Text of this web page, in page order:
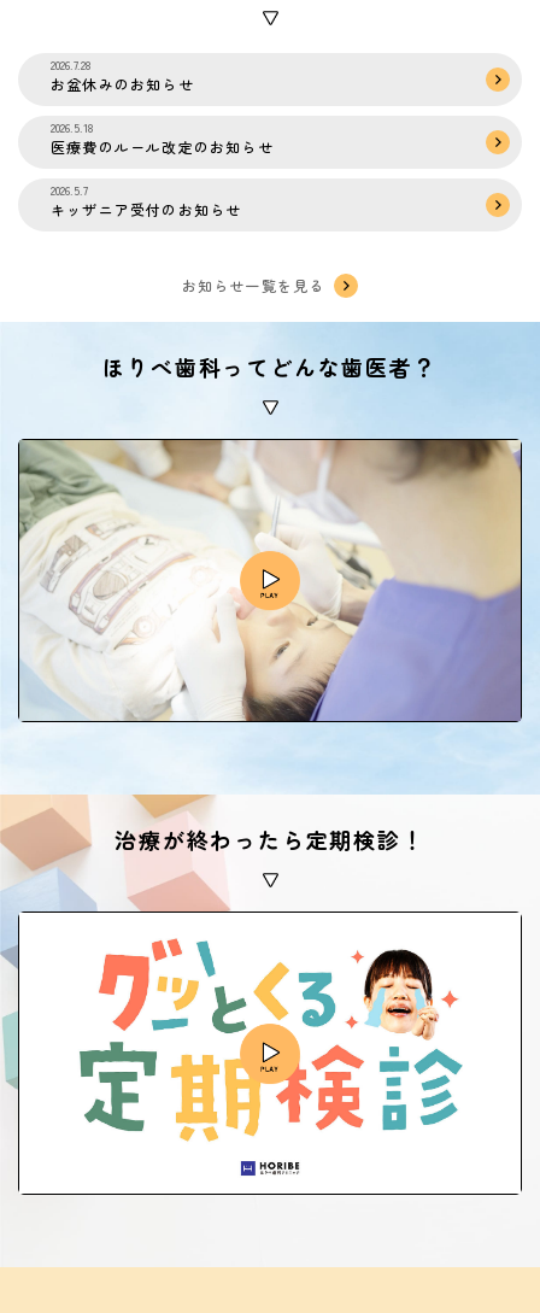
2026.7.28
お盆休みのお知らせ
2026.5.18
医療費のルール改定のお知らせ
2026.5.7
キッザニア受付のお知らせ
お知らせ一覧を見る
ほりべ歯科ってどんな歯医者？
治療が終わったら定期検診！